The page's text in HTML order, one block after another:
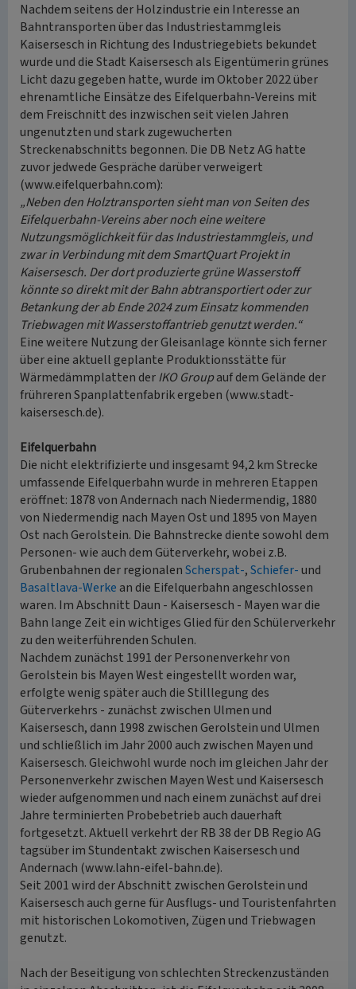
Nachdem seitens der Holzindustrie ein Interesse an
Bahntransporten über das Industriestammgleis
Kaisersesch in Richtung des Industriegebiets bekundet
wurde und die Stadt Kaisersesch als Eigentümerin grünes
Licht dazu gegeben hatte, wurde im Oktober 2022 über
ehrenamtliche Einsätze des Eifelquerbahn-Vereins mit
dem Freischnitt des inzwischen seit vielen Jahren
ungenutzten und stark zugewucherten
Streckenabschnitts begonnen. Die DB Netz AG hatte
zuvor jedwede Gespräche darüber verweigert
(www.eifelquerbahn.com):
„Neben den Holztransporten sieht man von Seiten des
Eifelquerbahn-Vereins aber noch eine weitere
Nutzungsmöglichkeit für das Industriestammgleis, und
zwar in Verbindung mit dem SmartQuart Projekt in
Kaisersesch. Der dort produzierte grüne Wasserstoff
könnte so direkt mit der Bahn abtransportiert oder zur
Betankung der ab Ende 2024 zum Einsatz kommenden
Triebwagen mit Wasserstoffantrieb genutzt werden.“
Eine weitere Nutzung der Gleisanlage könnte sich ferner
über eine aktuell geplante Produktionsstätte für
Wärmedämmplatten derIKO Groupauf dem Gelände der
frühreren Spanplattenfabrik ergeben (www.stadt-
kaisersesch.de).
Eifelquerbahn
Die nicht elektrifizierte und insgesamt 94,2 km Strecke
umfassende Eifelquerbahn wurde in mehreren Etappen
eröffnet: 1878 von Andernach nach Niedermendig, 1880
von Niedermendig nach Mayen Ost und 1895 von Mayen
Ost nach Gerolstein. Die Bahnstrecke diente sowohl dem
Personen- wie auch dem Güterverkehr, wobei z.B.
Grubenbahnen der regionalenScherspat-,Schiefer-und
Basaltlava-Werke an die Eifelquerbahn angeschlossen
waren. Im Abschnitt Daun - Kaisersesch - Mayen war die
Bahn lange Zeit ein wichtiges Glied für den Schülerverkehr
zu den weiterführenden Schulen.
Nachdem zunächst 1991 der Personenverkehr von
Gerolstein bis Mayen West eingestellt worden war,
erfolgte wenig später auch die Stilllegung des
Güterverkehrs - zunächst zwischen Ulmen und
Kaisersesch, dann 1998 zwischen Gerolstein und Ulmen
und schließlich im Jahr 2000 auch zwischen Mayen und
Kaisersesch. Gleichwohl wurde noch im gleichen Jahr der
Personenverkehr zwischen Mayen West und Kaisersesch
wieder aufgenommen und nach einem zunächst auf drei
Jahre terminierten Probebetrieb auch dauerhaft
fortgesetzt. Aktuell verkehrt der RB 38 der DB Regio AG
tagsüber im Stundentakt zwischen Kaisersesch und
Andernach (www.lahn-eifel-bahn.de).
Seit 2001 wird der Abschnitt zwischen Gerolstein und
Kaisersesch auch gerne für Ausflugs- und Touristenfahrten
mit historischen Lokomotiven, Zügen und Triebwagen
genutzt.
Nach der Beseitigung von schlechten Streckenzuständen